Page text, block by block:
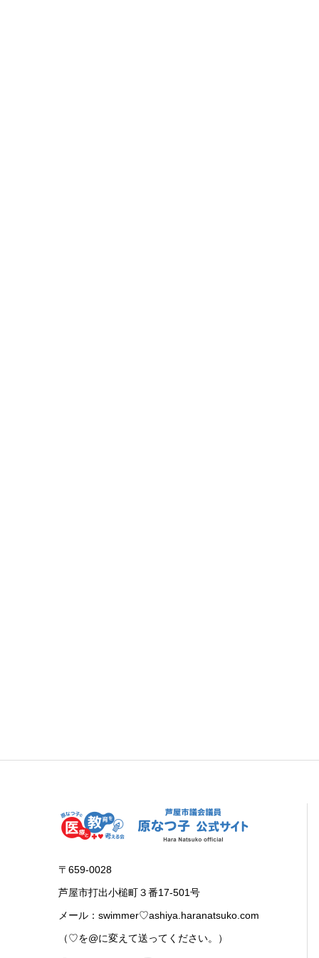
〒659-0028
芦屋市打出小槌町３番17-501号
メール：swimmer♡ashiya.haranatsuko.com
（♡を@に変えて送ってください。）